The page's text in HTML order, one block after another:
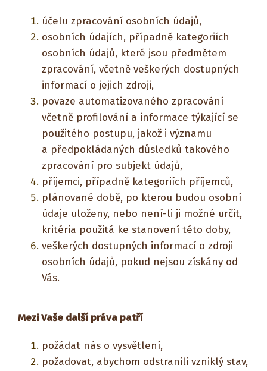
účelu zpracování osobních údajů,
osobních údajích, případně kategoriích
osobních údajů, které jsou předmětem
zpracování, včetně veškerých dostupných
informací o jejich zdroji,
povaze automatizovaného zpracování
včetně profilování a informace týkající se
použitého postupu, jakož i významu
a předpokládaných důsledků takového
zpracování pro subjekt údajů,
příjemci, případně kategoriích příjemců,
plánované době, po kterou budou osobní
údaje uloženy, nebo není-li ji možné určit,
kritéria použitá ke stanovení této doby,
veškerých dostupných informací o zdroji
osobních údajů, pokud nejsou získány od
Vás.
Mezi Vaše další práva patří
požádat nás o vysvětlení,
požadovat, abychom odstranili vzniklý stav,